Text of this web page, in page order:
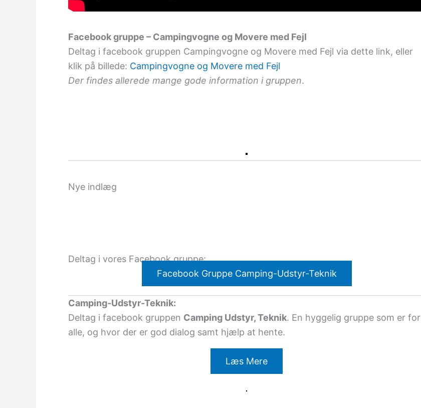
Facebook gruppe – Campingvogne og Movere med Fejl
Deltag i facebook gruppen Campingvogne og Movere med Fejl via dette link, eller
klik på billede: Campingvogne og Movere med Fejl
Der findes allerede mange gode information i gruppen.
Nye indlæg
Deltag i vores Facebook gruppe:
Facebook Gruppe Camping-Udstyr-Teknik
Camping-Udstyr-Teknik:
Deltag i facebook gruppen Camping Udstyr, Teknik. En hyggelig gruppe som er for
alle, og hvor der er god dialog samt hjælp at hente.
Læs Mere